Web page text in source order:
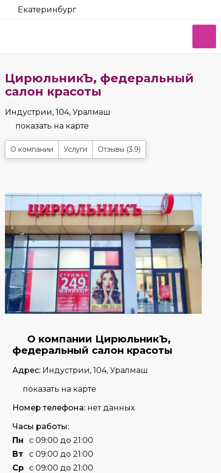
Екатеринбург
ЦирюльникЪ, федеральный
салон красоты
Индустрии, 104, Уралмаш
показать на карте
О компании Услуги Отзывы (3.9)
О компании ЦирюльникЪ,
федеральный салон красоты
Адрес: Индустрии, 104, Уралмаш
показать на карте
Номер телефона: нет данных
Часы работы:
Пн
с 09:00 до 21:00
Вт
с 09:00 до 21:00
Cр с 09:00 до 21:00